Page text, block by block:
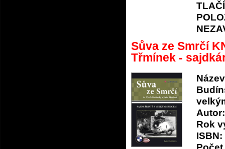
Sůva ze Smrčí
Třmínek -
Autor:
Rok
ISBN: